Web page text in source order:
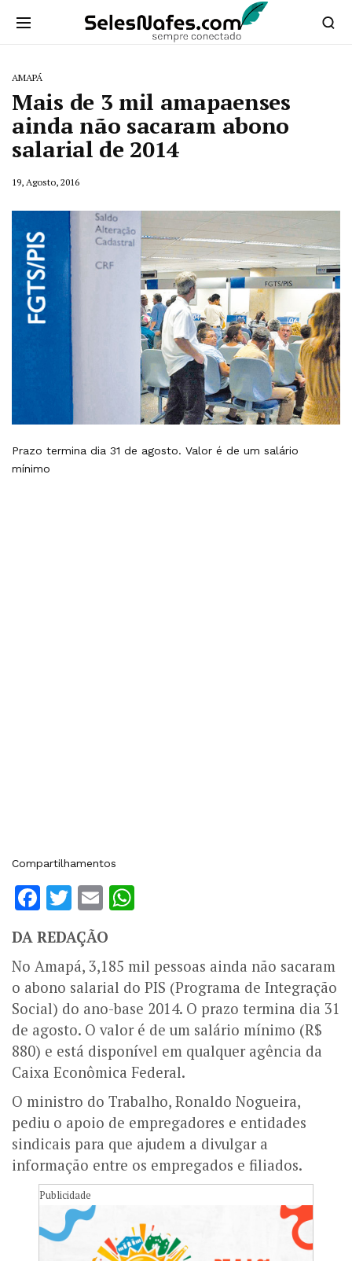
AMAPÁ
Mais de 3 mil amapaenses
ainda não sacaram abono
salarial de 2014
19, Agosto, 2016
Prazo termina dia 31 de agosto. Valor é de um salário
mínimo
Compartilhamentos
Facebook
Twitter
Email
DA REDAÇÃO
No Amapá, 3,185 mil pessoas ainda não sacaram
o abono salarial do PIS (Programa de Integração
Social) do ano-base 2014. O prazo termina dia 31
de agosto. O valor é de um salário mínimo (R$
880) e está disponível em qualquer agência da
Caixa Econômica Federal.
O ministro do Trabalho, Ronaldo Nogueira,
pediu o apoio de empregadores e entidades
sindicais para que ajudem a divulgar a
informação entre os empregados e filiados.
Publicidade